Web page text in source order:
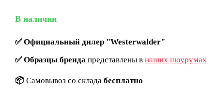
В наличии
✅Официальный дилер "Westerwalder"
✅Образцы брендапредставлены в наших шоурумах
📦 Самовывоз со склада бесплатно